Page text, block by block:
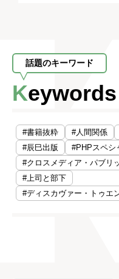
話題のキーワード
Keywords
#書籍抜粋 #人間関係
#辰巳出版
#PHPスペシ
#クロスメディア・パブリ
#上司と部下
#ディスカヴァー・トゥエ